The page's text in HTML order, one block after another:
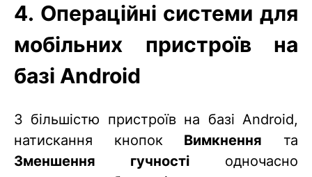
4. Операційні системи для
мобільних пристроїв на
базі Android
З більшістю пристроїв на базі Android,
натискання кнопок Вимкнення та
Зменшення гучності одночасно